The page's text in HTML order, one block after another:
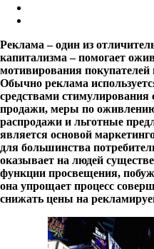
Реклама – один из
капитализма – помогает
мотивирования
Обычно реклама
средствами
продажи, меры по
распродажи и льготные
является основой
для большинства
оказывает на людей
функции просвещения,
она упрощает процесс
снижать цены на